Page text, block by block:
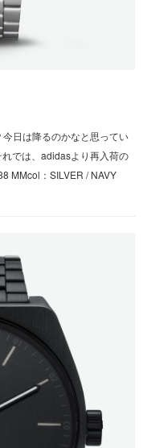
日は降るのかなと思ってい
では、adidasより再入荷の
MMcol：SILVER / NAVY